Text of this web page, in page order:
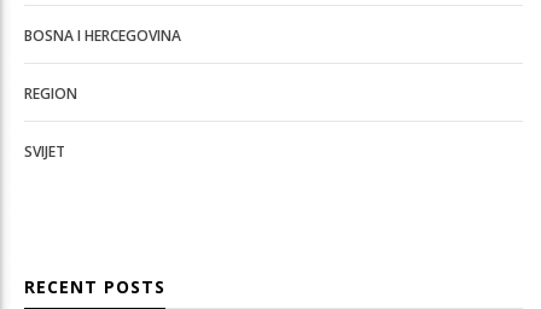
BOSNA I HERCEGOVINA
REGION
SVIJET
RECENT POSTS